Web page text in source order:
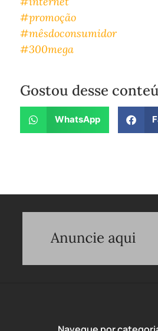
#promoção
#mêsdoconsumidor
#300mega
Gostou desse
WhatsApp